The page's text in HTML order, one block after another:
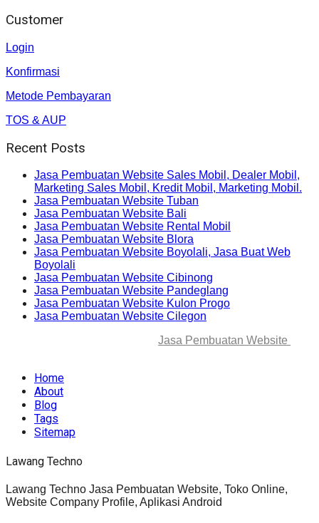
Customer
Login
Konfirmasi
Metode Pembayaran
TOS & AUP
Recent Posts
Jasa Pembuatan Website Sales Mobil, Dealer Mobil,
Marketing Sales Mobil, Kredit Mobil, Marketing Mobil.
Jasa Pembuatan Website Tuban
Jasa Pembuatan Website Bali
Jasa Pembuatan Website Rental Mobil
Jasa Pembuatan Website Blora
Jasa Pembuatan Website Boyolali, Jasa Buat Web
Boyolali
Jasa Pembuatan Website Cibinong
Jasa Pembuatan Website Pandeglang
Jasa Pembuatan Website Kulon Progo
Jasa Pembuatan Website Cilegon
Jasa Pembuatan Website
Home
About
Blog
Tags
Sitemap
Lawang Techno
Lawang Techno Jasa Pembuatan Website, Toko Online,
Website Company Profile, Aplikasi Android